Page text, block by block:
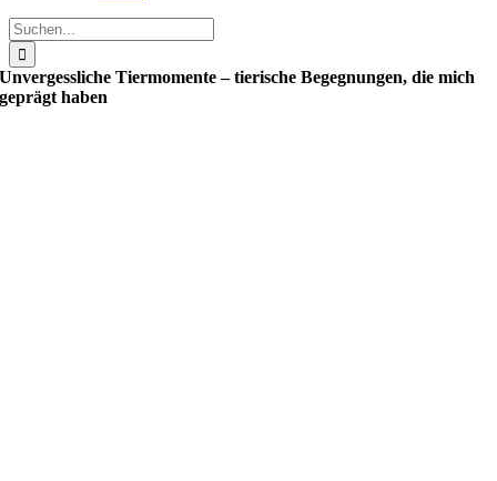
Suche
nach:
Unvergessliche Tiermomente – tierische Begegnungen, die mich
geprägt haben